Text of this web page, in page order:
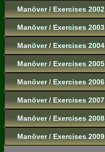
Manöver / Exercises 2002
Manöver / Exercises 2003
Manöver / Exercises 2004
Manöver / Exercises 2005
Manöver / Exercises 2006
Manöver / Exercises 2007
Manöver / Exercises 2008
Manöver / Exercises 2009